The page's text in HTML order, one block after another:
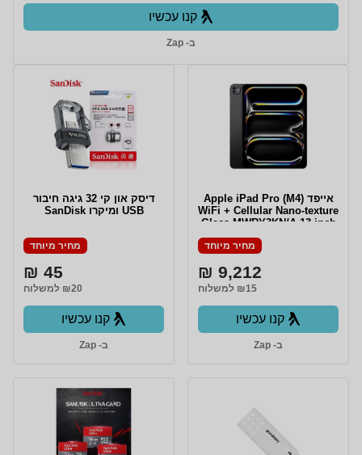
קנו עכשיו
ב- Zap
אייפד Apple iPad Pro (M4)
WiFi + Cellular Nano-texture
Glass MWRY3KN/A 13-inch
1TB בצבע Space Black -
יבואן רשמימחיר מיוחד
9,212 ₪
₪15 למשלוח
קנו עכשיו
ב- Zap
דיסק און קי 32 גיגה חיבור
USB ומיקרו SanDisk
מחיר מיוחד
45 ₪
₪20 למשלוח
קנו עכשיו
ב- Zap